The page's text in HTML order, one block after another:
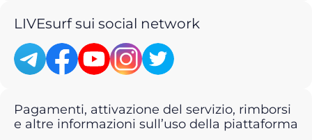
LIVEsurf sui social network
Pagamenti, attivazione del servizio, rimborsi
e altre informazioni sull’uso della piattaforma